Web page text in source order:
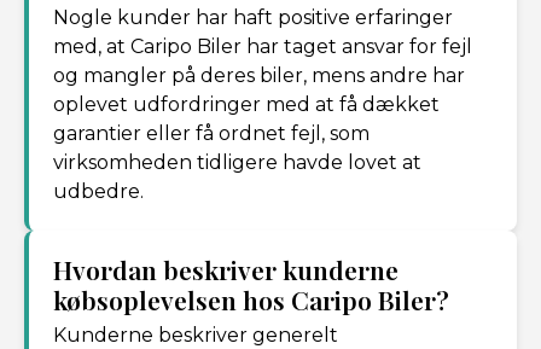
Nogle kunder har haft positive erfaringer
med, at Caripo Biler har taget ansvar for fejl
og mangler på deres biler, mens andre har
oplevet udfordringer med at få dækket
garantier eller få ordnet fejl, som
virksomheden tidligere havde lovet at
udbedre.
Hvordan beskriver kunderne
købsoplevelsen hos Caripo Biler?
Kunderne beskriver generelt